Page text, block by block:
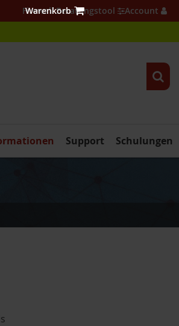
Firewall Beratungstool Account
Schulungen
Support